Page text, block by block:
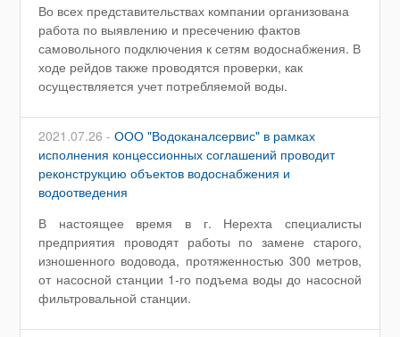
Во всех представительствах компании организована
работа по выявлению и пресечению фактов
самовольного подключения к сетям водоснабжения. В
ходе рейдов также проводятся проверки, как
осуществляется учет потребляемой воды.
2021.07.26 -ООО "Водоканалсервис" в рамках
исполнения концессионных соглашений проводит
реконструкцию объектов водоснабжения и
водоотведения
В настоящее время в г. Нерехта специалисты
предприятия проводят работы по замене старого,
изношенного водовода, протяженностью 300 метров,
от насосной станции 1-го подъема воды до насосной
фильтровальной станции.